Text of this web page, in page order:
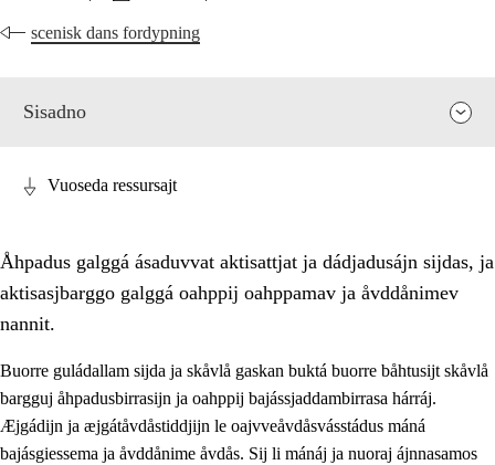
scenisk dans fordypning
Sisadno
Vuoseda ressursajt
Åhpadus galggá ásaduvvat aktisattjat ja dádjadusájn sijdas, ja
aktisasjbarggo galggá oahppij oahppamav ja åvddånimev
nannit.
Buorre guládallam sijda ja skåvlå gaskan buktá buorre båhtusijt skåvlå
bargguj åhpadusbirrasijn ja oahppij bajássjaddambirrasa hárráj.
Æjgádijn ja æjgátåvdåstiddjijn le oajvveåvdåsvásstádus máná
bajásgiessema ja åvddånime åvdås. Sij li mánáj ja nuoraj ájnnasamos